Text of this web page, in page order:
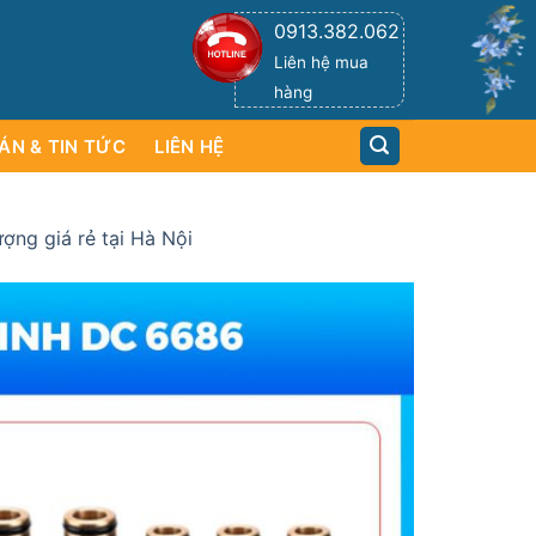
0913.382.062
Liên hệ mua
hàng
& TIN TỨC LIÊN HỆ
giá rẻ tại Hà Nội